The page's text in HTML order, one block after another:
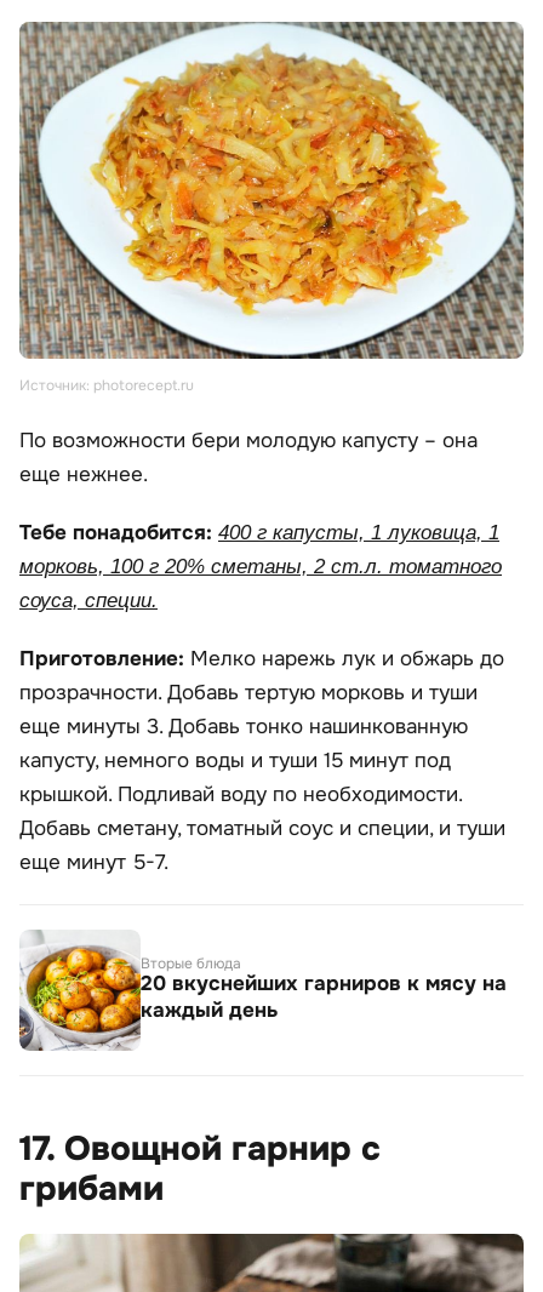
Источник: photorecept.ru
По возможности бери молодую капусту – она
еще нежнее.
Тебе понадобится: 400 г капусты, 1 луковица, 1
морковь, 100 г 20% сметаны, 2 ст.л. томатного
соуса, специи.
Приготовление: Мелко нарежь лук и обжарь до
прозрачности. Добавь тертую морковь и туши
еще минуты 3. Добавь тонко нашинкованную
капусту, немного воды и туши 15 минут под
крышкой. Подливай воду по необходимости.
Добавь сметану, томатный соус и специи, и туши
еще минут 5-7.
Вторые блюда
20 вкуснейших гарниров к мясу на
каждый день
17. Овощной гарнир с
грибами